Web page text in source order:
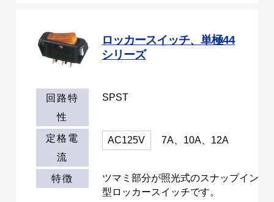
ロッカースイッチ、単極44
シリーズ
回路特
性
SPST
定格電
流
AC125V 7A、10A、12A
特徴
ツマミ部分が照光式のスナップイン
型ロッカースイッチです。